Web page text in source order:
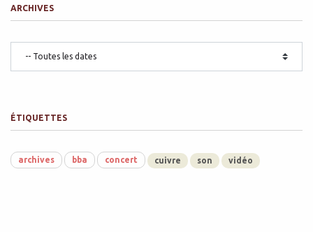
ARCHIVES
ÉTIQUETTES
archives bba concert cuivre son vidéo